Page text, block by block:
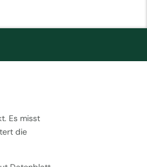
Es misst
die